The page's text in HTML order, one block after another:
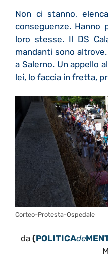
Non ci stanno,
conseguenze. Hanno
loro stesse. Il DS
mandanti sono
a Salerno. Un appello
lei, lo faccia in fretta,
Corteo-Protesta-Ospedale
da (POLITICAde